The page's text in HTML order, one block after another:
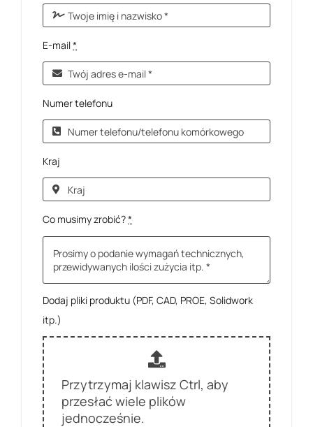
E-mail*
Numer telefonu
Kraj
Co musimy zrobić?*
Dodaj pliki produktu (PDF, CAD, PROE, Solidwork
itp.)
Przytrzymaj klawisz Ctrl, aby
przesłać wiele plików
jednocześnie.